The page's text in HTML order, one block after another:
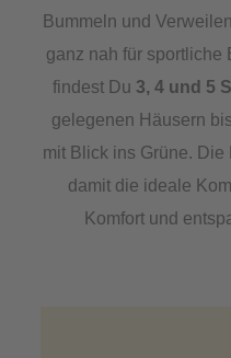
Bummeln und
ganz nah für sportliche
findest Du 3, 4 und 5
gelegenen Häusern
mit Blick ins Grüne.
damit die ideale
Komfort und